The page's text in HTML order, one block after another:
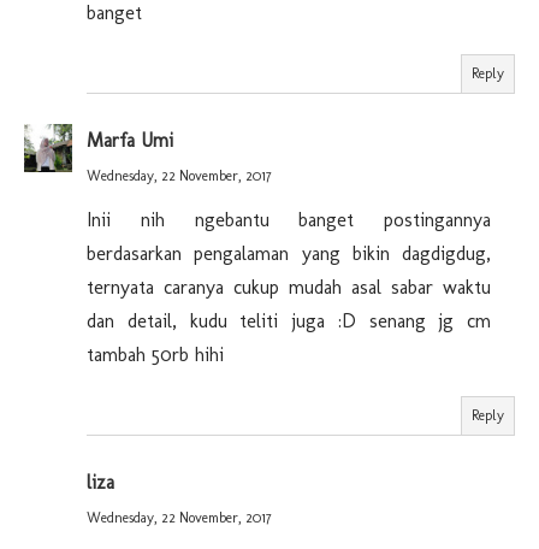
banget
Reply
Marfa Umi
Wednesday, 22 November, 2017
Inii nih ngebantu banget postingannya
berdasarkan pengalaman yang bikin dagdigdug,
ternyata caranya cukup mudah asal sabar waktu
dan detail, kudu teliti juga :D senang jg cm
tambah 50rb hihi
Reply
liza
Wednesday, 22 November, 2017